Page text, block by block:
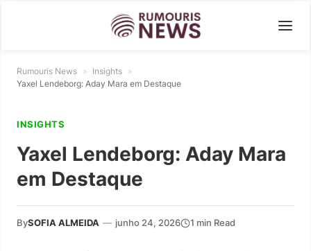
Rumouris News » Insights »
Yaxel Lendeborg: Aday Mara em Destaque
INSIGHTS
Yaxel Lendeborg: Aday Mara
em Destaque
BySOFIA ALMEIDA — junho 24, 2026 1 min Read